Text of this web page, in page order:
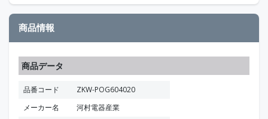
商品情報
商品データ
品番コード
ZKW-POG604020
メーカー名
河村電器産業